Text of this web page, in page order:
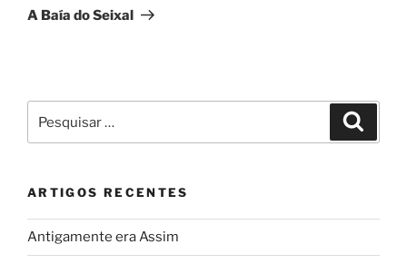
seguinte
A Baía do Seixal
por:
ARTIGOS RECENTES
Antigamente era Assim